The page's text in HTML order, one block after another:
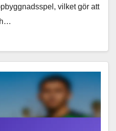
vilket gör att